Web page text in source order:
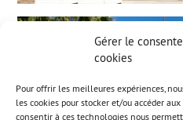
Gérer le
cookies
Pour offrir les meilleures expériences,
les cookies pour stocker et/ou accéder
consentir à ces technologies nous